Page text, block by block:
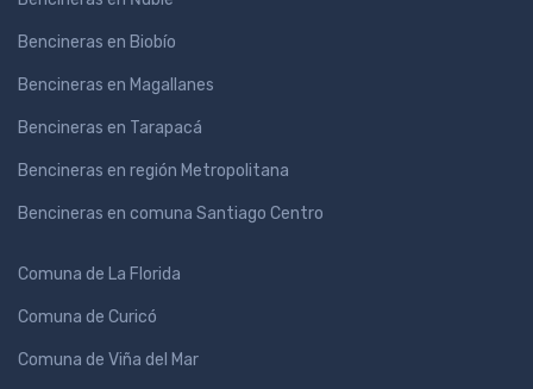
Bencineras en Biobío
Bencineras en Magallanes
Bencineras en Tarapacá
Bencineras en región Metropolitana
Bencineras en comuna Santiago Centro
Comuna de La Florida
Comuna de Curicó
Comuna de Viña del Mar